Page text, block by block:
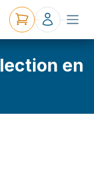
en